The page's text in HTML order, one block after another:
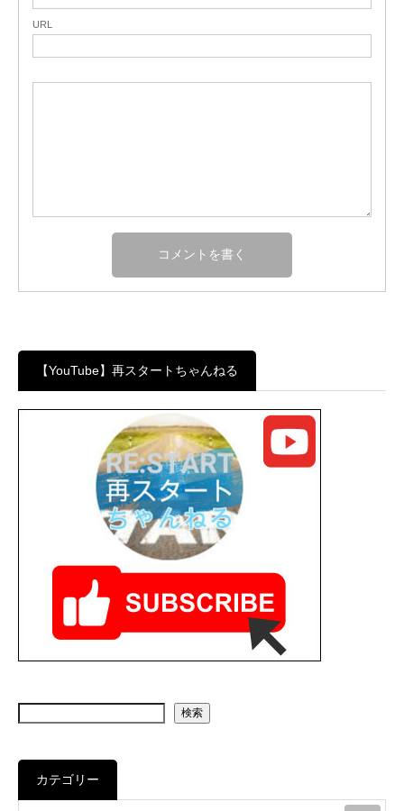
URL
【YouTube】再スタートちゃんねる
検索
カテゴリー